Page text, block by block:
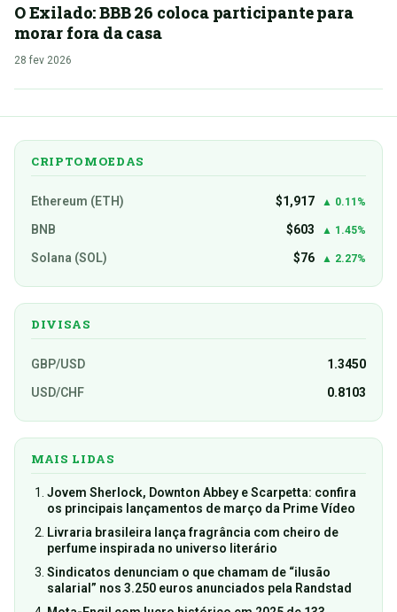
O Exilado: BBB 26 coloca participante para
morar fora da casa
28 fev 2026
CRIPTOMOEDAS
Ethereum (ETH) $1,917 ▲ 0.11%
BNB $603 ▲ 1.45%
Solana (SOL) $76 ▲ 2.27%
DIVISAS
GBP/USD
1.3450
USD/CHF
0.8103
MAIS LIDAS
Jovem Sherlock, Downton Abbey e Scarpetta: confira
os principais lançamentos de março da Prime Vídeo
Livraria brasileira lança fragrância com cheiro de
perfume inspirada no universo literário
Sindicatos denunciam o que chamam de “ilusão
salarial” nos 3.250 euros anunciados pela Randstad